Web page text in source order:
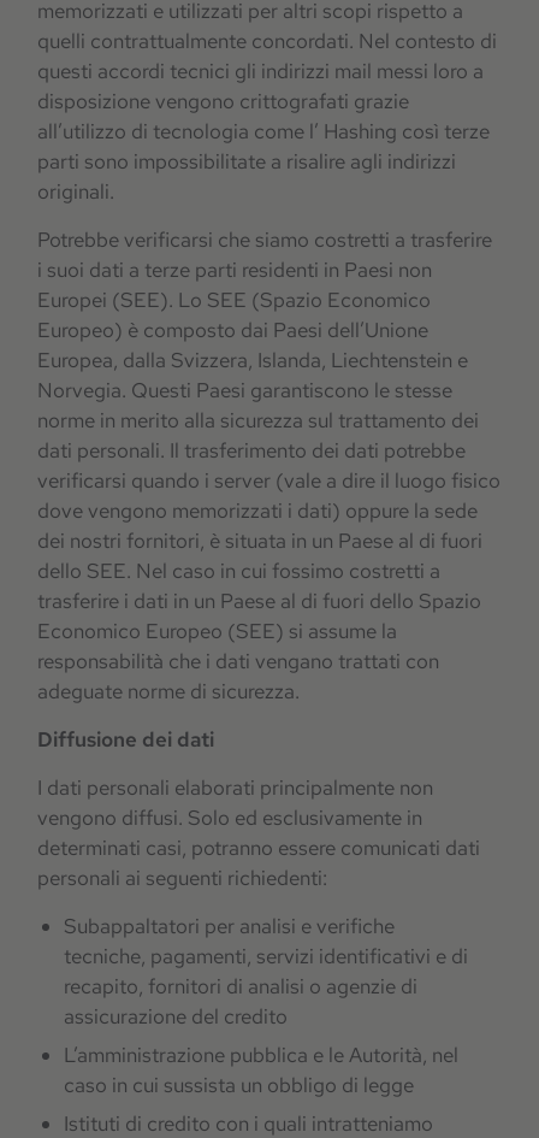
memorizzati e utilizzati per altri scopi rispetto a
quelli contrattualmente concordati. Nel contesto di
questi accordi tecnici gli indirizzi mail messi loro a
disposizione vengono crittografati grazie
all’utilizzo di tecnologia come l’ Hashing così terze
parti sono impossibilitate a risalire agli indirizzi
originali.
Potrebbe verificarsi che siamo costretti a trasferire
i suoi dati a terze parti residenti in Paesi non
Europei (SEE). Lo SEE (Spazio Economico
Europeo) è composto dai Paesi dell’Unione
Europea, dalla Svizzera, Islanda, Liechtenstein e
Norvegia. Questi Paesi garantiscono le stesse
norme in merito alla sicurezza sul trattamento dei
dati personali. Il trasferimento dei dati potrebbe
verificarsi quando i server (vale a dire il luogo fisico
dove vengono memorizzati i dati) oppure la sede
dei nostri fornitori, è situata in un Paese al di fuori
dello SEE. Nel caso in cui fossimo costretti a
trasferire i dati in un Paese al di fuori dello Spazio
Economico Europeo (SEE) si assume la
responsabilità che i dati vengano trattati con
adeguate norme di sicurezza.
Diffusione dei dati
I dati personali elaborati principalmente non
vengono diffusi. Solo ed esclusivamente in
determinati casi, potranno essere comunicati dati
personali ai seguenti richiedenti:
Subappaltatori per analisi e verifiche
tecniche, pagamenti, servizi identificativi e di
recapito, fornitori di analisi o agenzie di
assicurazione del credito
L’amministrazione pubblica e le Autorità, nel
caso in cui sussista un obbligo di legge
Istituti di credito con i quali intratteniamo